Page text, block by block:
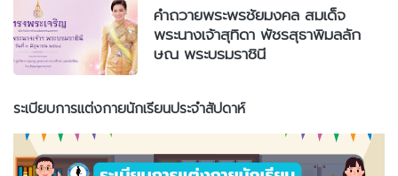
คำถวายพระพรชัยมงคล สมเด็จ
พระนางเจ้าสุทิดา พัชรสุธาพิมลลัก
ษณ พระบรมราชินี
ระเบียบการแต่งกายนักเรียนประจำสัปดาห์